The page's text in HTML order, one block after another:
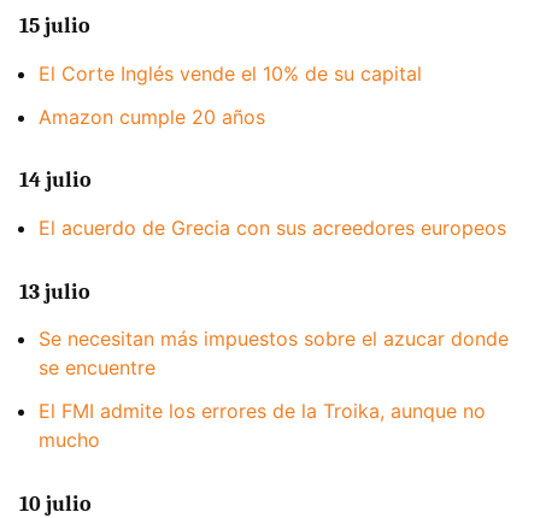
15 julio
El Corte Inglés vende el 10% de su capital
Amazon cumple 20 años
14 julio
El acuerdo de Grecia con sus acreedores europeos
13 julio
Se necesitan más impuestos sobre el azucar donde
se encuentre
El FMI admite los errores de la Troika, aunque no
mucho
10 julio